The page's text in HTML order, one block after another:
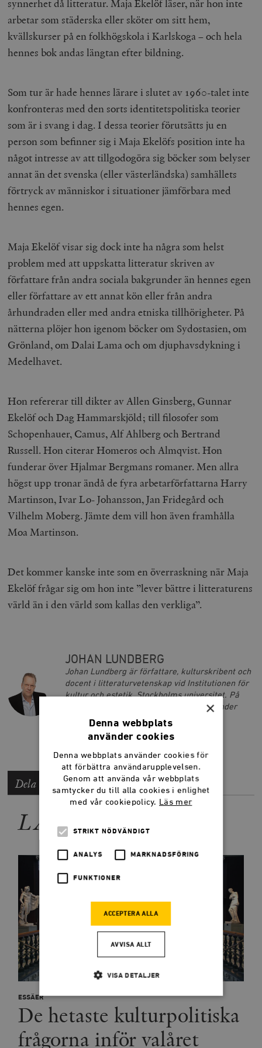
synnerhet då litteratur. Maja Ekelöf läser, när hon inte
arbetar som städerska eller sköter om sitt hem,
kvällskurser på en folkhögskola i Karlskoga – och hela
hennes bok andas längtan efter bildning.
Som tur är hade hennes lärare i slutet av 1960-talet inte
konfronteras med den sorts identitetspolitiska teorier
som är i svang i dag. I dessa teorier förutsätts ju en
person som befinner sig i Maja Ekelöfs position inte ha
något intresse av att tillgodogöra sig böcker som belyser
annat än det svenska (eller västerländska) samhällets
förtryck av människor i situationer jämförbara med
hennes egen.
Maja Ekelöf visar sig dock inte ha några som helst
problem med att uppskatta litteratur skriven av
författare från andra sociala bakgrunder än hennes egen
eller författare av ett annat kön eller från andra
århundraden eller med andra etniska tillhörigheter. På
nätterna plöjer hon igenom böcker om Sydostasien, om
Grönland, om Dalai Lama och om djuphavsdykning i
Medelhavet.
Hon refererar till dikter av Allen Ginsberg, Gunnar
Ekelöf och Dag Hammarskjöld; till filosofer som
Schopenhauer, Camus, Alf Ahlberg och Bertrand
Russell. Hon citerar Homeros och Almqvist. Hon
funderar över Hjalmar Bergmans romaner. Men allra
högst upp tronar ändå de fyra arbetarförfattarna Harry
Martinson, Ivar Lo- Johansson, Jan Fridegård och
Vilhelm Moberg. Jämte dem vill hon även framhålla
Moa Martinson.
Det kommer kanske inte som en överraskning när Maja
Ekelöf frågar sig om hon inte ”lever bättre i litteraturens
värld än i den värld som kallas den verkliga”.
JOHAN LUNDBERG
Johan Lundberg är författare, kulturskribent och
docent i litteraturvetenskap vid Institutionen för
kultur och estetik, Stockholms universitet. På
Timbro förlag har han givit ut Ljusets fiender
(2013) och Det sista museet (2016).
Dela artikeln
LÄS MER
ESSÄER
De hetaste kulturpolitiska
frågorna inför valåret
×
Denna webbplats
använder cookies
Denna webbplats använder cookies för
att förbättra användarupplevelsen.
Genom att använda vår webbplats
samtycker du till alla cookies i enlighet
med vår cookiepolicy. Läs mer
STRIKT NÖDVÄNDIGT
ANALYS MARKNADSFÖRING
FUNKTIONER
ACCEPTERA ALLA
AVVISA ALLT
VISA DETALJER
Strikt nödvändigt Analys
Marknadsföring Funktioner